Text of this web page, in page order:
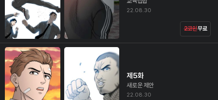
22.08.30
2코인무료
제5화
새로운 제안
22.08.30